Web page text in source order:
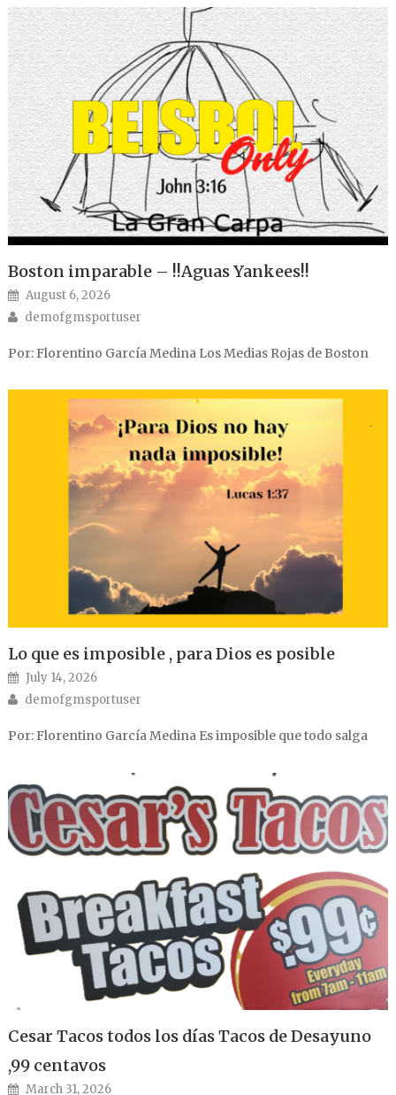
Boston imparable – !!Aguas Yankees!!
Posted on
August 6, 2026
Author
demofgmsportuser
Por: Florentino García Medina Los Medias Rojas de Boston
Lo que es imposible , para Dios es posible
Posted on
July 14, 2026
Author
demofgmsportuser
Por: Florentino García Medina Es imposible que todo salga
Cesar Tacos todos los días Tacos de Desayuno
,99 centavos
Posted on
March 31, 2026